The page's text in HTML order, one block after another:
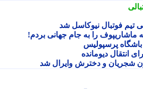
فوتبال نیوکاسل شد
را به جام جهانی بردم!
پرسپولیس
دیومانده
و دخترش وایرال شد